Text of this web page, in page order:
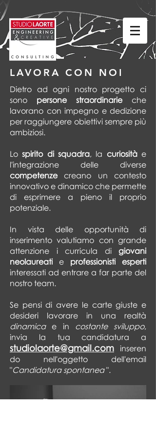
LAVORA CON NOI
Dietro ad ogni nostro progetto ci
sono persone straordinarieche
lavorano con impegno e dedizione
per raggiungere obiettivi sempre più
ambiziosi.
Lospirito di squadra, la curiositàe
l'integrazione delle diverse
competenzecreano un contesto
innovativo e dinamico che permette
di esprimere a pieno il proprio
potenziale.
In vista delle opportunità di
inserimento valutiamo con grande
attenzione i curricula di giovani
neolaureati e professionisti esperti
interessati ad entrare a far parte del
nostro team.
Se pensi di avere le carte giuste e
desideri lavorare in una realtà
dinamicae in costante sviluppo,
invia la tua candidatura a
studiolaorte@gmail.com inseren
do nell'oggetto dell'email
"Candidatura spontanea".